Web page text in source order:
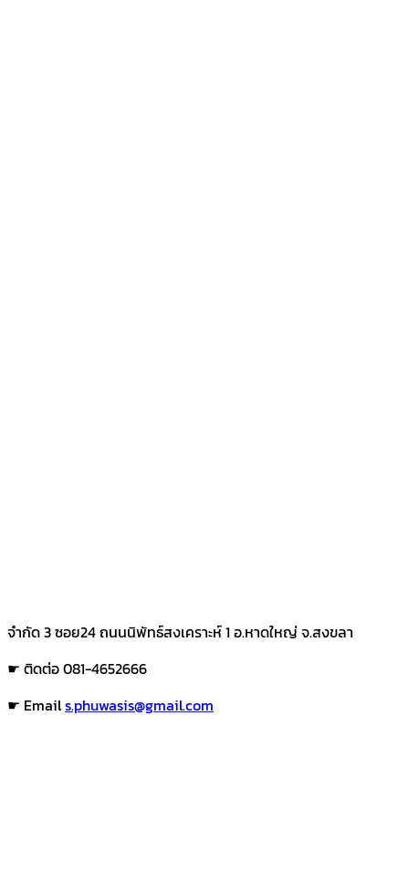
จำกัด 3 ซอย24 ถนนนิพัทธ์สงเคราะห์ 1 อ.หาดใหญ่ จ.สงขลา
☛ ติดต่อ 081-4652666
☛ Emails.phuwasis@gmail.com